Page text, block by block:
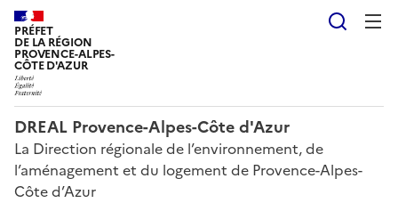
PRÉFET
DE LA RÉGION
PROVENCE-ALPES-
CÔTE D'AZUR
DREAL Provence-Alpes-Côte d'Azur
La Direction régionale de l’environnement, de
l’aménagement et du logement de Provence-Alpes-
Côte d’Azur